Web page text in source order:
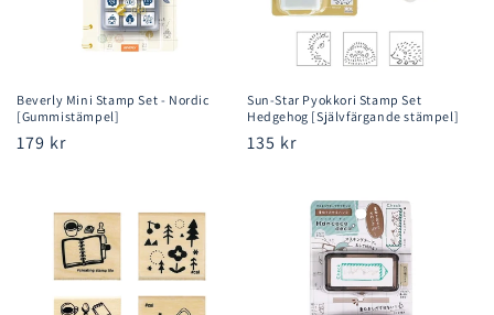
Beverly Mini Stamp Set - Nordic
[Gummistämpel]
Ordinarie
179 kr
Sun-Star Pyokkori Stamp Set
Hedgehog [Självfärgande stämpel]
Ordinarie
135 kr